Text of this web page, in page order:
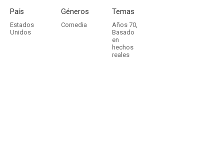
País
Estados
Unidos
Géneros
Comedia
Temas
Años 70,
Basado
en
hechos
reales